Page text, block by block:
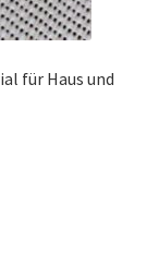
für Haus und